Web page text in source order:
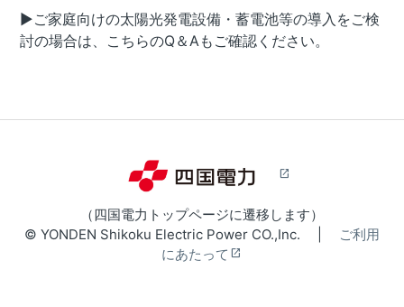
▶ご家庭向けの太陽光発電設備・蓄電池等の導入をご検
討の場合は、こちらのQ＆Aもご確認ください。
（四国電力トップページに遷移します）
© YONDEN Shikoku Electric Power CO.,Inc. |
ご利用
にあたって